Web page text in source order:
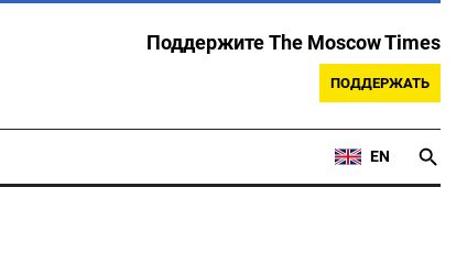
Поддержите The Moscow Times
ПОДДЕРЖАТЬ
EN